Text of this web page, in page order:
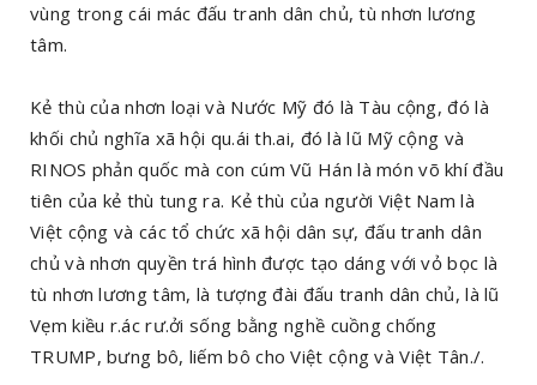
vùng trong cái mác đấu tranh dân chủ, tù nhơn lương
tâm.
Kẻ thù của nhơn loại và Nước Mỹ đó là Tàu cộng, đó là
khối chủ nghĩa xã hội qu.ái th.ai, đó là lũ Mỹ cộng và
RINOS phản quốc mà con cúm Vũ Hán là món võ khí đầu
tiên của kẻ thù tung ra. Kẻ thù của người Việt Nam là
Việt cộng và các tổ chức xã hội dân sự, đấu tranh dân
chủ và nhơn quyền trá hình được tạo dáng với vỏ bọc là
tù nhơn lương tâm, là tượng đài đấu tranh dân chủ, là lũ
Vẹm kiều r.ác rư.ởi sống bằng nghề cuồng chống
TRUMP, bưng bô, liếm bô cho Việt cộng và Việt Tân./.